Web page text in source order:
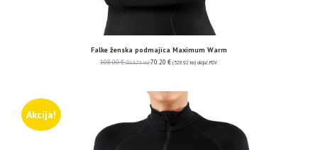
Falke ženska podmajica Maximum Warm
108.00€ (813.73 kn) 70.20 € (528.92 kn) uključ. PDV
Akcija!